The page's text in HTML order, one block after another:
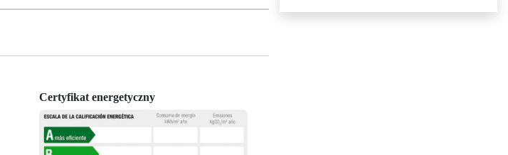
Certyfikat energetyczny